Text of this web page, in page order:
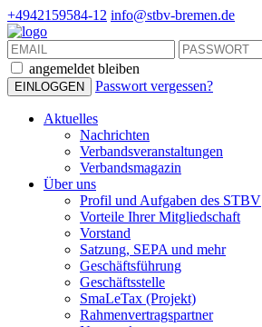
+4942159584-12 info@stbv-bremen.de
angemeldet bleiben
Passwort vergessen?
Aktuelles
Nachrichten
Verbandsveranstaltungen
Verbandsmagazin
Über uns
Profil und Aufgaben des STBV
Vorteile Ihrer Mitgliedschaft
Vorstand
Satzung, SEPA und mehr
Geschäftsführung
Geschäftsstelle
SmaLeTax (Projekt)
Rahmenvertragspartner